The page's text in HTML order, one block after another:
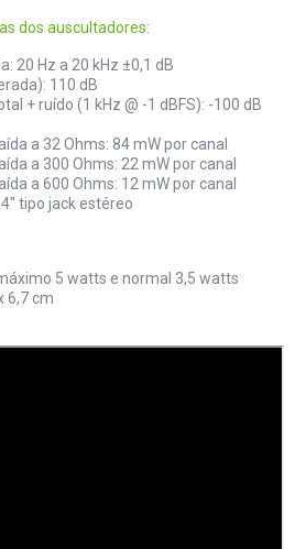
dos auscultadores:
20 Hz a 20 kHz ±0,1 dB
110 dB
+ ruído (1 kHz @ -1 dBFS): -100 dB
a 32 Ohms: 84 mW por canal
a 300 Ohms: 22 mW por canal
a 600 Ohms: 12 mW por canal
tipo jack estéreo
5 watts e normal 3,5 watts
6,7 cm